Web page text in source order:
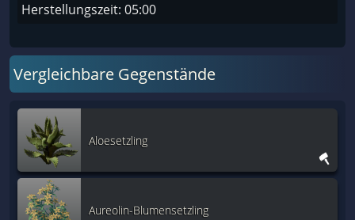
Herstellungszeit: 05:00
Vergleichbare Gegenstände
Aloesetzling
Aureolin-Blumensetzling